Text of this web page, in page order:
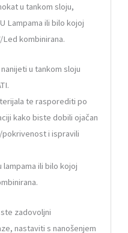
u tankom sloju,
Lampama ili bilo kojoj
Led kombinirana.
u tankom sloju
te rasporediti po
kako biste dobili ojačan
i ispravili
lampama ili bilo kojoj
zadovoljni
nastaviti s nanošenjem